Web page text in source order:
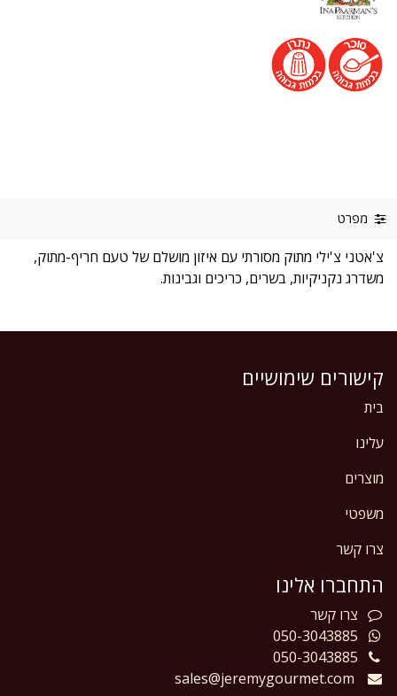
מפרט
צ'אטני צ'ילי מתוק מסורתי עם איזון מושלם של טעם חריף-מתוק,
משדרג נקניקיות, בשרים, כריכים וגבינות.
קישורים שימושיים
בית
עלינו
מוצרים
משפטי
צרו קשר
התחברו אלינו
צרו קשר
050-3043885
050-3043885
sales@jeremygourmet.com